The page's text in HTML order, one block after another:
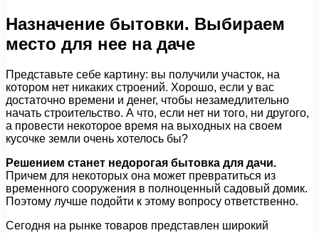
Назначение бытовки. Выбираем
место для нее на даче
Представьте себе картину: вы получили участок, на
котором нет никаких строений. Хорошо, если у вас
достаточно времени и денег, чтобы незамедлительно
начать строительство. А что, если нет ни того, ни другого,
а провести некоторое время на выходных на своем
кусочке земли очень хотелось бы?
Решением станет недорогая бытовка для дачи.
Причем для некоторых она может превратиться из
временного сооружения в полноценный садовый домик.
Поэтому лучше подойти к этому вопросу ответственно.
Сегодня на рынке товаров представлен широкий